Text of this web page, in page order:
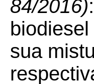
84/2016)
sua